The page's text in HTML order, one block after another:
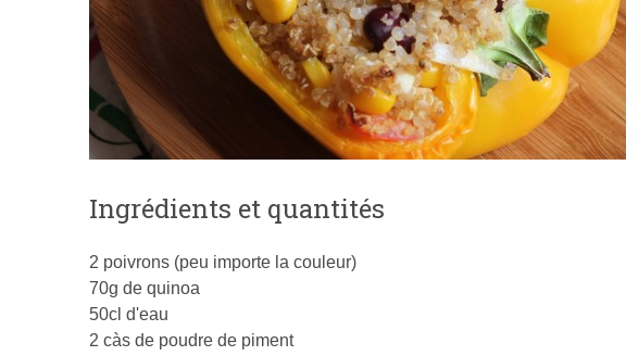
Ingrédients et quantités
2 poivrons (peu importe la couleur)
70g de quinoa
50cl d'eau
2 càs de poudre de piment